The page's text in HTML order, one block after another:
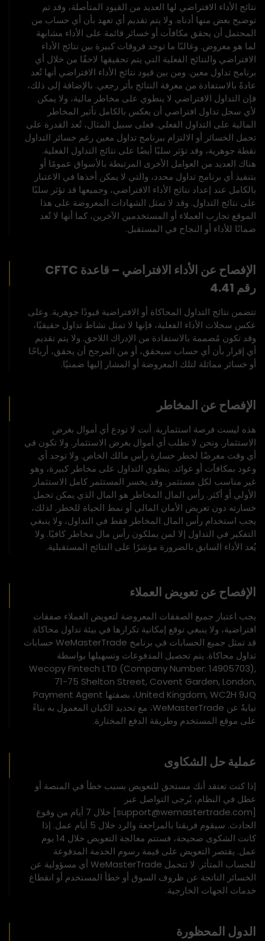
نتائج الأداء الافتراضي لها العديد من القيود المتأصلة، وقد تم
توضيح بعض منها أدناه. ولا يتم تقديم أي تعهد بأن أي حساب من
المحتمل أن يحقق مكافآت أو خسائر قائمة على الأداء مشابهة
لما هو معروض. وغالبًا ما توجد فروقات كبيرة بين نتائج الأداء
الافتراضي والنتائج الفعلية التي يتم تحقيقها لاحقًا من خلال أي
برنامج تداول معين. ومن بين قيود نتائج الأداء الافتراضي أنها تُعد
عادةً بالاستفادة من معرفة النتائج بأثر رجعي. بالإضافة إلى ذلك،
فإن التداول الافتراضي لا ينطوي على مخاطر مالية، ولا يمكن
لأي سجل تداول افتراضي أن يعكس بالكامل تأثير المخاطر
المالية على التداول الفعلي. فعلى سبيل المثال، تُعد القدرة على
تحمل الخسائر أو الالتزام ببرنامج تداول معين رغم خسائر التداول
نقطة جوهرية، وقد تؤثر سلبًا أيضًا على نتائج التداول الفعلية.
هناك العديد من العوامل الأخرى المرتبطة بالأسواق عمومًا أو
بتنفيذ أي برنامج تداول محدد، والتي لا يمكن أخذها في الاعتبار
بالكامل عند إعداد نتائج الأداء الافتراضي، وجميعها قد تؤثر سلبًا
على نتائج التداول. وقد لا تمثل الشهادات المعروضة على هذا
الموقع تجارب العملاء أو المستخدمين الآخرين، كما أنها لا تُعد
ضمانًا للأداء أو النجاح في المستقبل.
الإفصاح عن الأداء الافتراضي – قاعدة CFTC
رقم 4.41
تتضمن نتائج التداول المحاكاة أو الافتراضية قيودًا جوهرية. وعلى
عكس سجلات الأداء الفعلية، فإنها لا تمثل نشاط تداول حقيقيًا،
وقد تكون مُصممة بالاستفادة من الإدراك اللاحق. ولا يتم تقديم
أي إقرار بأن أي حساب سيحقق، أو من المرجح أن يحقق، أرباحًا
أو خسائر مماثلة لتلك المعروضة أو المشار إليها ضمنيًا.
الإفصاح عن المخاطر
هذه ليست فرصة استثمارية. أنت لا تودع أي أموال بغرض
الاستثمار. ونحن لا نطلب أي أموال بغرض الاستثمار. ولا تكون في
أي وقت معرضًا لخطر خسارة رأس مالك الخاص. ولا توجد أي
وعود بمكافآت أو عوائد. ينطوي التداول على مخاطر كبيرة، وهو
غير مناسب لكل مستثمر. وقد يخسر المستثمر كامل الاستثمار
الأولي أو أكثر. رأس المال المخاطر هو المال الذي يمكن تحمل
خسارته دون تعريض الأمان المالي أو نمط الحياة للخطر. لذلك،
يجب استخدام رأس المال المخاطر فقط في التداول، ولا ينبغي
التفكير في التداول إلا لمن يملكون رأس مال مخاطر كافيًا. ولا
يُعد الأداء السابق بالضرورة مؤشرًا على النتائج المستقبلية.
الإفصاح عن تعويض العملاء
يجب اعتبار جميع الصفقات المعروضة لتعويض العملاء صفقات
افتراضية، ولا ينبغي توقع إمكانية تكرارها في بيئة تداول محاكاة.
قد تمثل جميع الحسابات في برنامج WeMasterTrade حسابات
تداول محاكاة. يتم تحصيل المدفوعات وتسهيلها بواسطة
Wecopy Fintech LTD (Company Number: 14905703),
71-75 Shelton Street, Covent Garden, London,
United Kingdom, WC2H 9JQ، بصفتها Payment Agent
نيابةً عن WeMasterTrade، مع تحديد الكيان المعمول به بناءً
على موقع المستخدم وطريقة الدفع المختارة.
عملية حل الشكاوى
إذا كنت تعتقد أنك مستحق للتعويض بسبب خطأ في المنصة أو
عطل في النظام، يُرجى التواصل عبر
[support@wemastertrade.com] خلال 7 أيام من وقوع
الحادث. سيقوم فريقنا بالمراجعة والرد خلال 5 أيام عمل. إذا
كانت الشكوى صحيحة، فستتم معالجة التعويض خلال 14 يوم
عمل. يقتصر التعويض على قيمة رسوم الخدمة المدفوعة
للحساب المتأثر. لا تتحمل WeMasterTrade أي مسؤولية عن
الخسائر الناتجة عن ظروف السوق أو خطأ المستخدم أو انقطاع
خدمات الجهات الخارجية.
الدول المحظورة